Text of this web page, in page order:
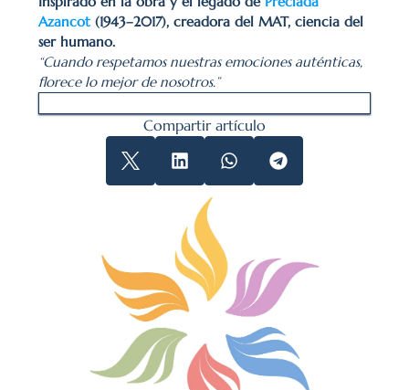
Azancot (1943–2017), creadora del MAT, ciencia del
ser humano.
“Cuando respetamos nuestras emociones auténticas,
florece lo mejor de nosotros.”
Compartir artículo